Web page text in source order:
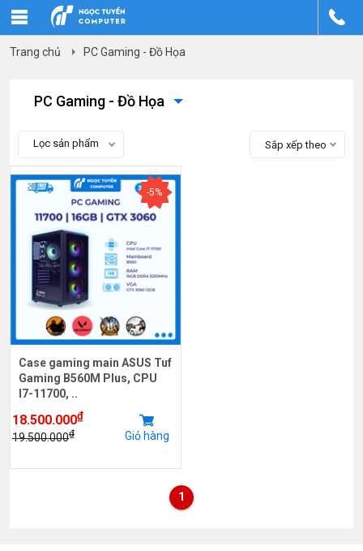
Trang chủ PC Gaming - Đồ Họa
PC Gaming - Đồ Họa
Lọc sản phẩm Sắp xếp theo
-5%
Case gaming main ASUS Tuf
Gaming B560M Plus, CPU
I7-11700, ..
18.500.000₫
19.500.000₫ Giỏ hàng
1